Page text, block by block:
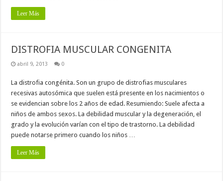
Leer Más
DISTROFIA MUSCULAR CONGENITA
abril 9, 2013 0
La distrofia congénita. Son un grupo de distrofias musculares
recesivas autosómica que suelen está presente en los nacimientos o
se evidencian sobre los 2 años de edad. Resumiendo: Suele afecta a
niños de ambos sexos. La debilidad muscular y la degeneración, el
grado y la evolución varían con el tipo de trastorno. La debilidad
puede notarse primero cuando los niños …
Leer Más